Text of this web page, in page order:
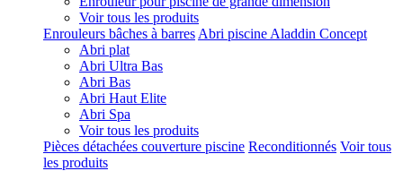
Voir tous les produits
Enrouleurs bâches à barres Abri piscine Aladdin Concept
Abri plat
Abri Ultra Bas
Abri Bas
Abri Haut Elite
Abri Spa
Voir tous les produits
Pièces détachées couverture piscine Reconditionnés Voir tous
les produits